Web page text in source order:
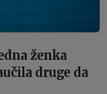
ženka
druge da